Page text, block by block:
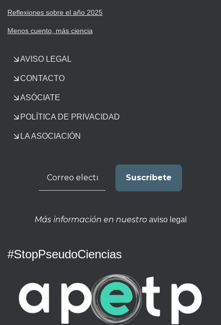
Reflexiones sobre el año 2025
Menos cuento, más ciencia
AVISO LEGAL
CONTACTO
ASÓCIATE
POLÍTICA DE PRIVACIDAD
LA ASOCIACIÓN
Más información en nuestro aviso legal
#StopPseudoCiencias